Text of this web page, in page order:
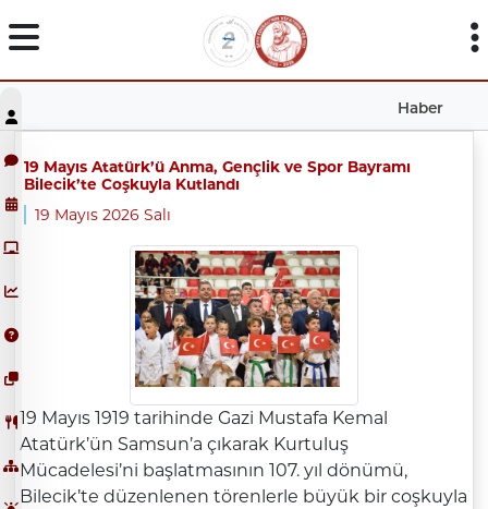
Haber
19 Mayıs Atatürk’ü Anma, Gençlik ve Spor Bayramı
Bilecik’te Coşkuyla Kutlandı
19 Mayıs 2026 Salı
19 Mayıs 1919 tarihinde Gazi Mustafa Kemal
Atatürk’ün Samsun’a çıkarak Kurtuluş
Mücadelesi’ni başlatmasının 107. yıl dönümü,
Bilecik’te düzenlenen törenlerle büyük bir coşkuyla